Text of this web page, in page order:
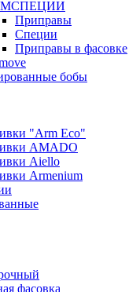
Приправы
Специи
Приправы в фасовке
бобы
"Arm Eco"
AMADO
Aiello
Armenium
фасовка